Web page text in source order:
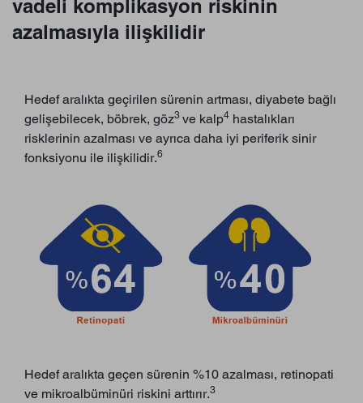
vadeli komplikasyon riskinin
azalmasıyla ilişkilidir
Hedef aralıkta geçirilen sürenin artması, diyabete bağlı
gelişebilecek, böbrek, göz3 ve kalp4 hastalıkları
risklerinin azalması ve ayrıca daha iyi periferik sinir
fonksiyonu ile ilişkilidir.6
Hedef aralıkta geçen sürenin %10 azalması, retinopati
ve mikroalbüminüri riskini arttırır.3